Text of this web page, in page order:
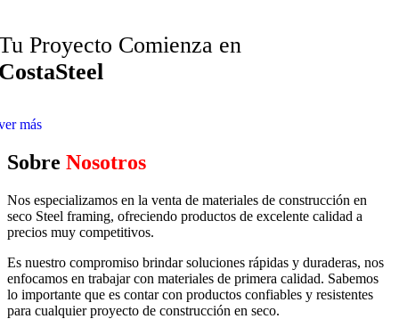
Proyecto Comienza en
más
Sobre Nosotros
Nos especializamos en la venta de materiales de construcción en
seco Steel framing, ofreciendo productos de excelente calidad a
precios muy competitivos.
Es nuestro compromiso brindar soluciones rápidas y duraderas, nos
enfocamos en trabajar con materiales de primera calidad. Sabemos
lo importante que es contar con productos confiables y resistentes
para cualquier proyecto de construcción en seco.